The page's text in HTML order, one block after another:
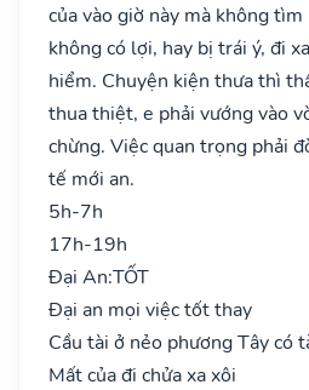
của vào giờ này mà không
không có lợi, hay bị trái ý, đi
hiểm. Chuyện kiện thưa thì
thua thiệt, e phải vướng vào
chừng. Việc quan trọng phải
tế mới an.
5h-7h
17h-19h
Đại An:TỐT
Đại an mọi việc tốt thay
Cầu tài ở nẻo phương Tây có
Mất của đi chửa xa xôi